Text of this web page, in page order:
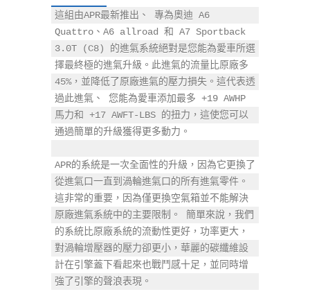
這組由APR最新推出、 專為奧迪 A6
Quattro、A6 allroad 和 A7 Sportback
3.0T (C8) 的進氣系統絕對是您能為愛車所選
擇最終極的進氣升級。此進氣的流量比原廠多
45%，並降低了原廠進氣的壓力損失。這代表透
過此進氣、 您能為愛車添加最多 +19 AWHP
馬力和 +17 AWFT-LBS 的扭力，這使您可以
通過簡單的升級獲得更多動力。
APR的系統是一次全面性的升級，因為它更換了
從進氣口一直到渦輪進氣口的所有進氣零件。
這非常的重要，因為僅更換空氣箱並不能解決
原廠進氣系統中的主要限制。 簡單來說，我們
的系統比原廠系統的流動性更好，功率更大，
對渦輪增壓器的壓力卻更小，華麗的碳纖維設
計在引擎蓋下看起來也戰鬥感十足，並同時增
強了引擎的聲浪表現。